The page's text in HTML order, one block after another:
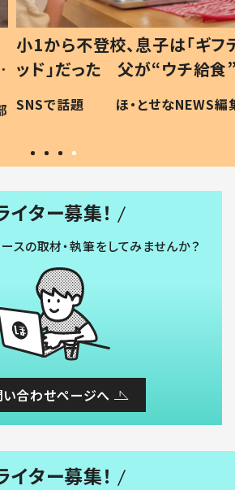
校、息子は「ギフテ
た 父が“ウチ給食”を
る理由とは #令和の親
ほ・とせなNEWS編集部
ひ孫
が、抱
「涙
い」
イター募集！
スの取材・執筆をしてみませんか？
い合わせページへ
イター募集！